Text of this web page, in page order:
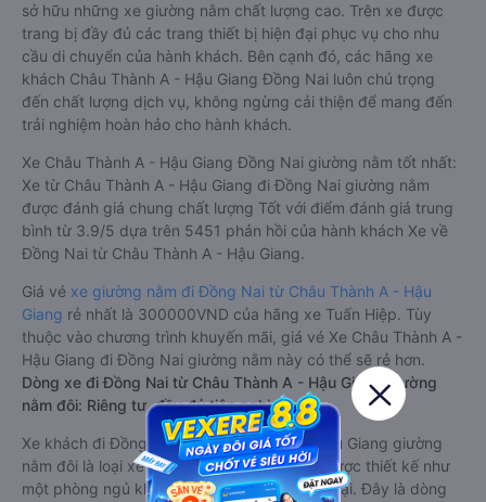
sở hữu những xe giường nằm chất lượng cao. Trên xe được
trang bị đầy đủ các trang thiết bị hiện đại phục vụ cho nhu
cầu di chuyển của hành khách. Bên cạnh đó, các hãng xe
khách Châu Thành A - Hậu Giang Đồng Nai luôn chú trọng
đến chất lượng dịch vụ, không ngừng cải thiện để mang đến
trải nghiệm hoàn hảo cho hành khách.
Xe Châu Thành A - Hậu Giang Đồng Nai giường nằm tốt nhất:
Xe từ Châu Thành A - Hậu Giang đi Đồng Nai giường nằm
được đánh giá chung chất lượng Tốt với điểm đánh giá trung
bình từ 3.9/5 dựa trên 5451 phản hồi của hành khách Xe về
Đồng Nai từ Châu Thành A - Hậu Giang.
Giá vé xe giường nằm đi Đồng Nai từ Châu Thành A - Hậu
Giang rẻ nhất là 300000VND của hãng xe Tuấn Hiệp. Tùy
thuộc vào chương trình khuyến mãi, giá vé Xe Châu Thành A -
Hậu Giang đi Đồng Nai giường nằm này có thể sẽ rẻ hơn.
Dòng xe đi Đồng Nai từ Châu Thành A - Hậu Giang giường
nằm đôi: Riêng tư, đầy đủ tiện nghi
Xe khách đi Đồng Nai từ Châu Thành A - Hậu Giang giường
nằm đôi là loại xe đặc biệt. Với mỗi giường được thiết kế như
một phòng ngủ khách sạn sang trọng, hiện đại. Đây là dòng